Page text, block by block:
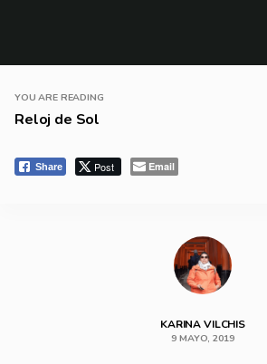
YOU ARE READING
Reloj de Sol
Share Post Email
KARINA VILCHIS
9 MAYO, 2019